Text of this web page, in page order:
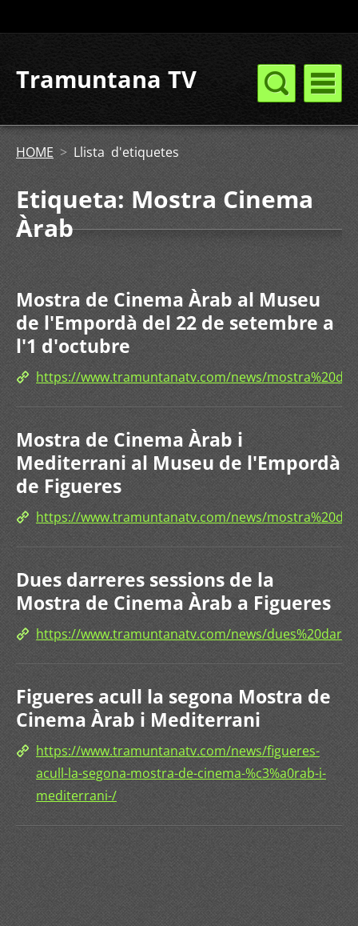
Tramuntana TV
HOME > Llista d'etiquetes
Etiqueta: Mostra Cinema
Àrab
Mostra de Cinema Àrab al Museu
de l'Empordà del 22 de setembre a
l'1 d'octubre
https://www.tramuntanatv.com/news/
Mostra de Cinema Àrab i
Mediterrani al Museu de l'Empordà
de Figueres
https://www.tramuntanatv.com/news/
Dues darreres sessions de la
Mostra de Cinema Àrab a Figueres
https://www.tramuntanatv.com/news/
Figueres acull la segona Mostra de
Cinema Àrab i Mediterrani
https://www.tramuntanatv.com/news/figueres-
acull-la-segona-mostra-de-cinema-%c3%a0rab-i-
mediterrani-/